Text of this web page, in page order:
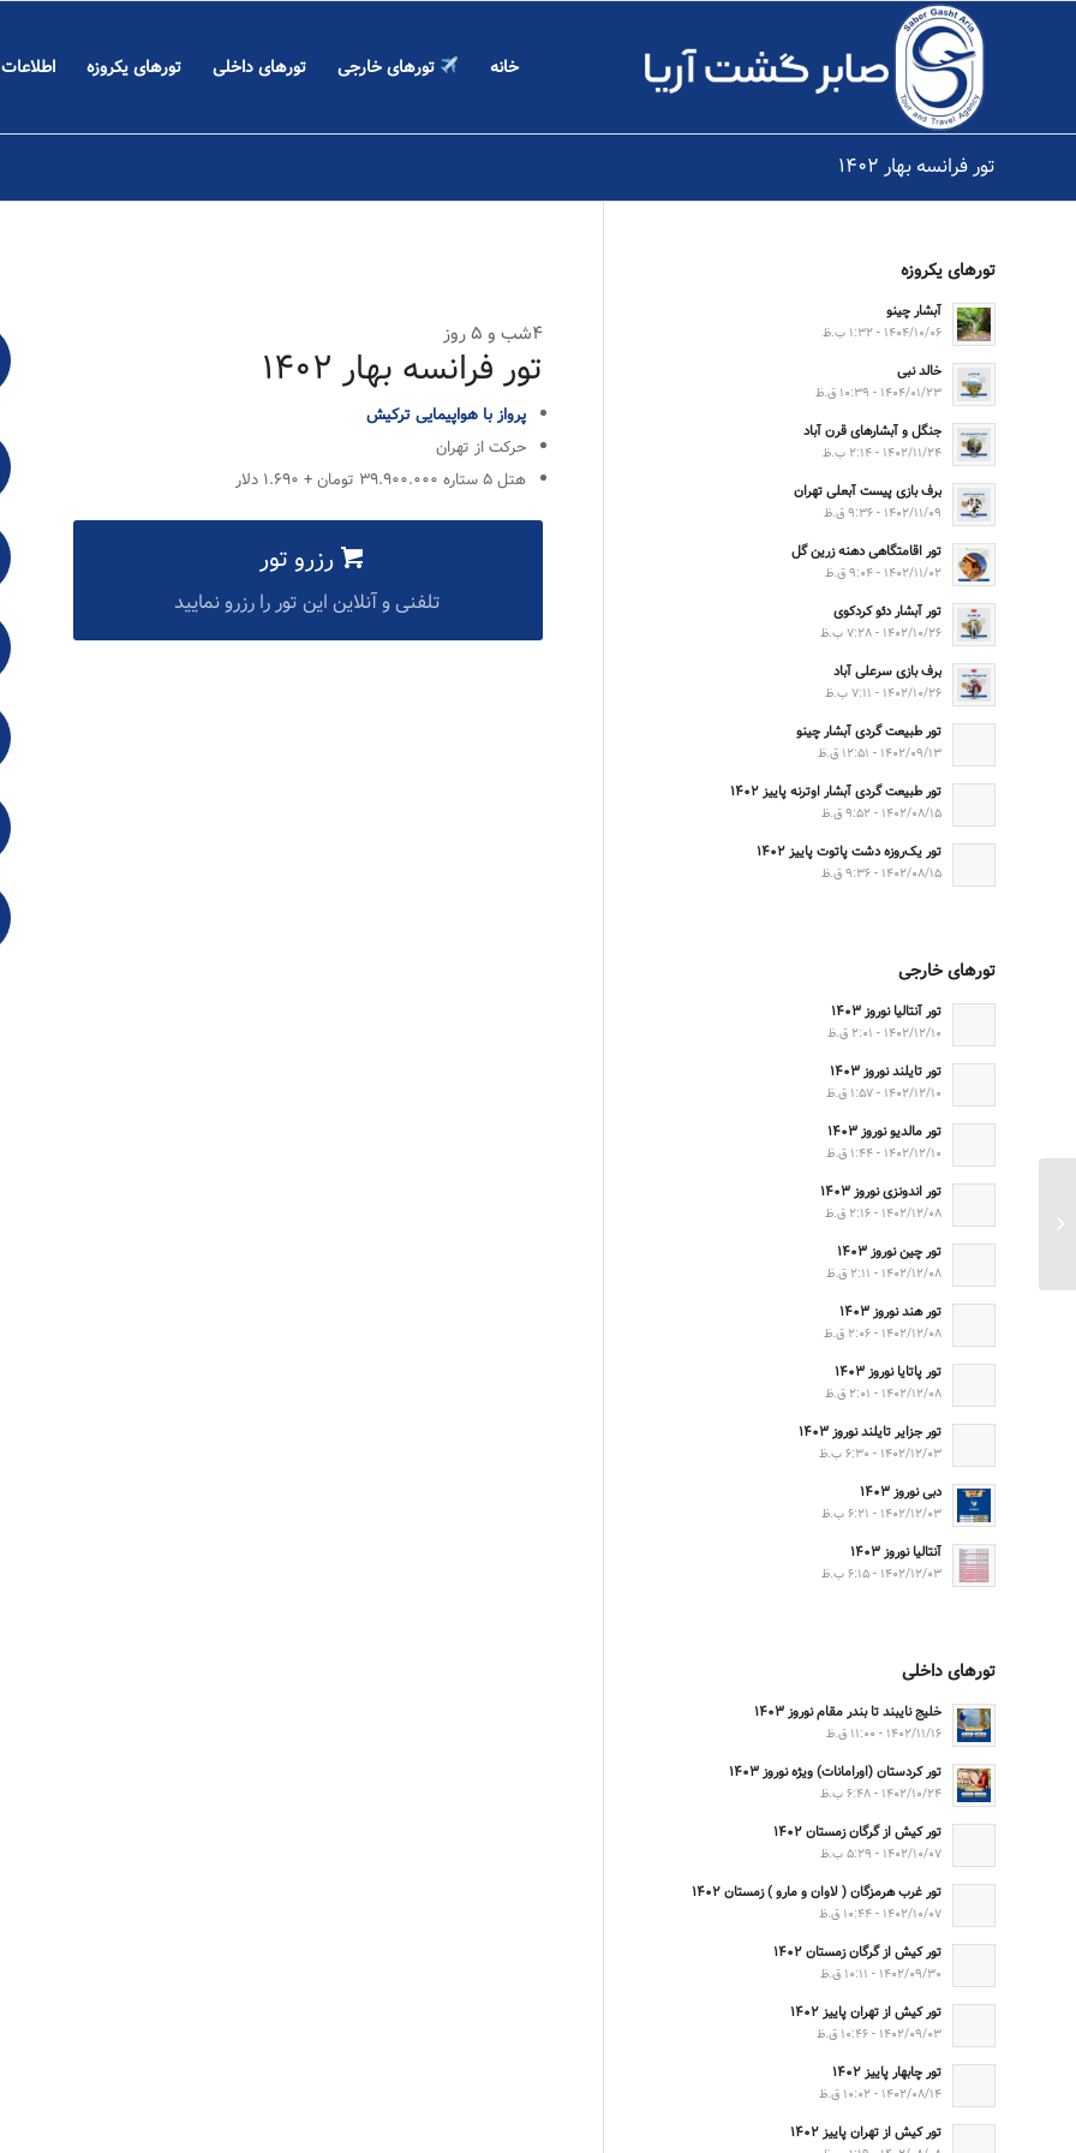
خانه تورهای خارجی تورهای داخلی تورهای یکروزه
تور فرانسه بهار ۱۴۰۲
۴شب و ۵ روز
تور فرانسه بهار ۱۴۰۲
پرواز با هواپیمایی ترکیش
حرکت از تهران
هتل ۵ ستاره ۳۹.۹۰۰.۰۰۰ تومان + ۱.۶۹۰ دلار
رزرو تور
تلفنی و آنلاین این تور را رزرو نمایید
تورهای یکروزه
آبشار چینو
۱۴۰۴/۱۰/۰۶ - ۱:۳۲ ب.ظ
خالد نبی
۱۴۰۴/۰۱/۲۳ - ۱۰:۳۹ ق.ظ
جنگل و آبشارهای قرن آباد
۱۴۰۲/۱۱/۲۴ - ۲:۱۴ ب.ظ
برف بازی پیست آبعلی تهران
۱۴۰۲/۱۱/۰۹ - ۹:۳۶ ق.ظ
تور اقامتگاهی دهنه زرین گل
۱۴۰۲/۱۱/۰۲ - ۹:۰۴ ق.ظ
تور آبشار دئو کردکوی
۱۴۰۲/۱۰/۲۶ - ۷:۲۸ ب.ظ
برف بازی سرعلی آباد
۱۴۰۲/۱۰/۲۶ - ۷:۱۱ ب.ظ
تور طبیعت گردی آبشار چینو
۱۴۰۲/۰۹/۱۳ - ۱۲:۵۱ ق.ظ
تور طبیعت گردی آبشار اوترنه پاییز ۱۴۰۲
۱۴۰۲/۰۸/۱۵ - ۹:۵۲ ق.ظ
تور یک‌روزه دشت پاتوت پاییز ۱۴۰۲
۱۴۰۲/۰۸/۱۵ - ۹:۳۶ ق.ظ
تورهای خارجی
تور آنتالیا نوروز ۱۴۰۳
۱۴۰۲/۱۲/۱۰ - ۲:۰۱ ق.ظ
تور تایلند نوروز ۱۴۰۳
۱۴۰۲/۱۲/۱۰ - ۱:۵۷ ق.ظ
تور مالدیو نوروز ۱۴۰۳
۱۴۰۲/۱۲/۱۰ - ۱:۴۴ ق.ظ
تور اندونزی نوروز ۱۴۰۳
۱۴۰۲/۱۲/۰۸ - ۲:۱۶ ق.ظ
تور چین نوروز ۱۴۰۳
۱۴۰۲/۱۲/۰۸ - ۲:۱۱ ق.ظ
تور هند نوروز ۱۴۰۳
۱۴۰۲/۱۲/۰۸ - ۲:۰۶ ق.ظ
تور پاتایا نوروز ۱۴۰۳
۱۴۰۲/۱۲/۰۸ - ۲:۰۱ ق.ظ
تور جزایر تایلند نوروز ۱۴۰۳
۱۴۰۲/۱۲/۰۳ - ۶:۳۰ ب.ظ
دبی نوروز ۱۴۰۳
۱۴۰۲/۱۲/۰۳ - ۶:۲۱ ب.ظ
آنتالیا نوروز ۱۴۰۳
۱۴۰۲/۱۲/۰۳ - ۶:۱۵ ب.ظ
تورهای داخلی
خلیج نایبند تا بندر مقام نوروز ۱۴۰۳
۱۴۰۲/۱۱/۱۶ - ۱۱:۰۰ ق.ظ
تور کردستان (اورامانات) ویژه نوروز ۱۴۰۳
۱۴۰۲/۱۰/۲۴ - ۶:۴۸ ب.ظ
تور کیش از گرگان زمستان ۱۴۰۲
۱۴۰۲/۱۰/۰۷ - ۵:۲۹ ب.ظ
تور غرب هرمزگان ( لاوان و مارو ) زمستان ۱۴۰۲
۱۴۰۲/۱۰/۰۷ - ۱۰:۴۴ ق.ظ
تور کیش از گرگان زمستان ۱۴۰۲
۱۴۰۲/۰۹/۳۰ - ۱۰:۱۱ ق.ظ
تور کیش از تهران پاییز ۱۴۰۲
۱۴۰۲/۰۹/۰۳ - ۱۰:۴۶ ق.ظ
تور چابهار پاییز ۱۴۰۲
۱۴۰۲/۰۸/۱۴ - ۱۰:۰۲ ق.ظ
تور کیش از تهران پاییز ۱۴۰۲
تور ترکیبی تایلند بهار